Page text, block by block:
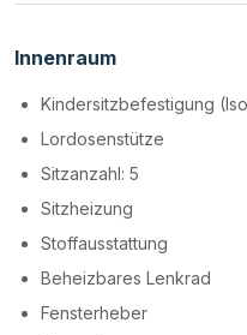
Innenraum
Kindersitzbefestigung
Lordosenstütze
Sitzanzahl: 5
Sitzheizung
Stoffausstattung
Beheizbares Lenkrad
Fensterheber